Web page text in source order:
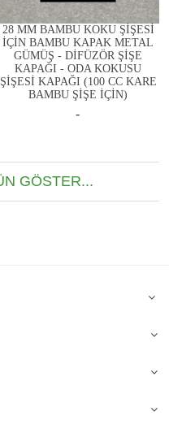
28 MM BAMBU KOKU ŞİŞESİ
İÇİN BAMBU KAPAK METAL
GÜMÜŞ - DİFÜZÖR ŞİŞE
KAPAĞI - ODA KOKUSU
ŞİŞESİ KAPAĞI (100 CC KARE
BAMBU ŞİŞE İÇİN)
-
GÖSTER...